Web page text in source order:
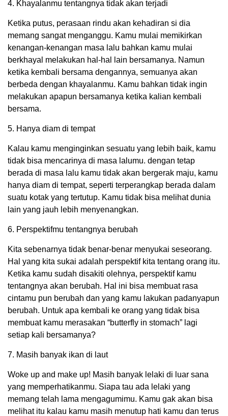
4. Khayalanmu tentangnya tidak akan terjadi
Ketika putus, perasaan rindu akan kehadiran si dia
memang sangat menganggu. Kamu mulai memikirkan
kenangan-kenangan masa lalu bahkan kamu mulai
berkhayal melakukan hal-hal lain bersamanya. Namun
ketika kembali bersama dengannya, semuanya akan
berbeda dengan khayalanmu. Kamu bahkan tidak ingin
melakukan apapun bersamanya ketika kalian kembali
bersama.
5. Hanya diam di tempat
Kalau kamu menginginkan sesuatu yang lebih baik, kamu
tidak bisa mencarinya di masa lalumu. dengan tetap
berada di masa lalu kamu tidak akan bergerak maju, kamu
hanya diam di tempat, seperti terperangkap berada dalam
suatu kotak yang tertutup. Kamu tidak bisa melihat dunia
lain yang jauh lebih menyenangkan.
6. Perspektifmu tentangnya berubah
Kita sebenarnya tidak benar-benar menyukai seseorang.
Hal yang kita sukai adalah perspektif kita tentang orang itu.
Ketika kamu sudah disakiti olehnya, perspektif kamu
tentangnya akan berubah. Hal ini bisa membuat rasa
cintamu pun berubah dan yang kamu lakukan padanyapun
berubah. Untuk apa kembali ke orang yang tidak bisa
membuat kamu merasakan “butterfly in stomach” lagi
setiap kali bersamanya?
7. Masih banyak ikan di laut
Woke up and make up! Masih banyak lelaki di luar sana
yang memperhatikanmu. Siapa tau ada lelaki yang
memang telah lama mengagumimu. Kamu gak akan bisa
melihat itu kalau kamu masih menutup hati kamu dan terus